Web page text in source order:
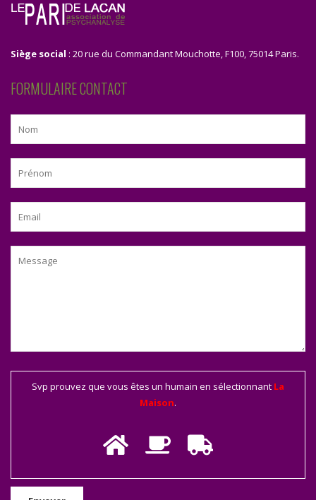
Siège social : 20 rue du Commandant Mouchotte, F100, 75014 Paris.
FORMULAIRE CONTACT
Svp prouvez que vous êtes un humain en sélectionnant La
Maison.